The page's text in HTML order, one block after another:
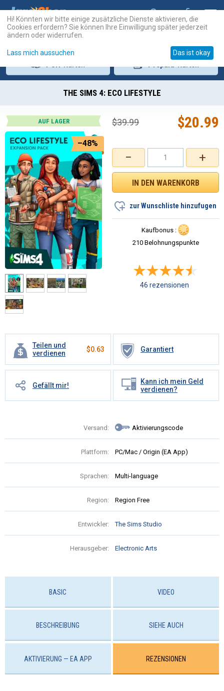
THE SIMS 4: ECO LIFESTYLE
AUF LAGER
–48%
Teilen und
verdienen
$0.63 Garantiert
Gefällt mir!
Kann ich mein Geld
verdienen?
Versand: Aktivierungscode
Plattform: PC/Mac / Origin (EA App)
Sprachen: Multi-language
Region: Region Free
Entwickler: The Sims Studio
Herausgeber: Electronic Arts
+
−
$20.99
$39.99
zur Wunschliste hinzufugen
Kaufbonus :
210 Belohnungspunkte
46 rezensionen
BASIC VIDEO
BESCHREIBUNG SIEHE AUCH
AKTIVIERUNG — EA APP REZENSIONEN
Hi! Könnten wir bitte einige zusätzliche Dienste aktivieren, die
Cookies erfordern? Sie können Ihre Einwilligung später jederzeit
ändern oder widerrufen.
Lass mich aussuchen Das ist okay